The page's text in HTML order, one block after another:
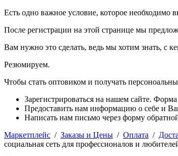
Есть одно важное условие, которое
После регистрации на этой странице мы
Вам нужно это сделать, ведь мы хотим знать, с
Резюмируем.
Чтобы стать оптовиком и получать
Зарегистрироваться на нашем сайте.
Предоставить нам информацию о себе и
Написать нам письмо через форму
Маркетплейс / Заказы и Цены / Оплата /
социальная сеть для профессионалов и